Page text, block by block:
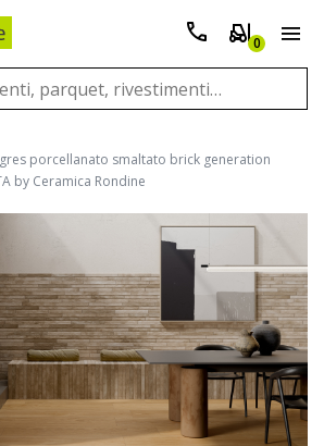
0
porcellanato smaltato brick generation
by Ceramica Rondine